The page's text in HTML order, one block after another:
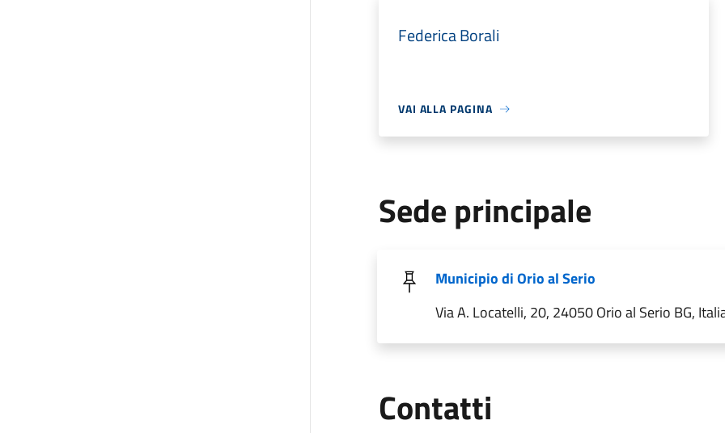
Federica Borali
VAI ALLA PAGINA
Sede principale
Municipio di Orio al Serio
Via A. Locatelli, 20, 24050 Orio al Serio BG,
Contatti